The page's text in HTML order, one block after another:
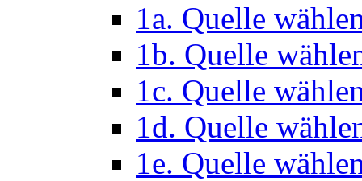
1a. Quelle
1b. Quelle
1c. Quelle
1d. Quelle
1e. Quelle